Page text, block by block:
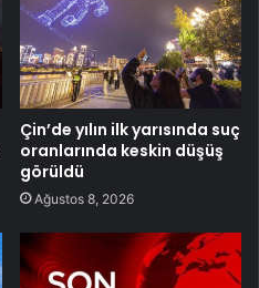
Çin’de yılın ilk yarısında suç
oranlarında keskin düşüş
görüldü
Ağustos 8, 2026